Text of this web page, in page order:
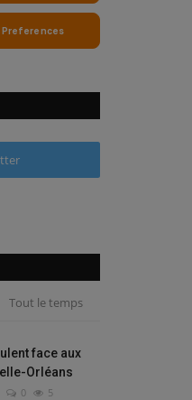
Tout le temps
face aux
Orléans
0 5